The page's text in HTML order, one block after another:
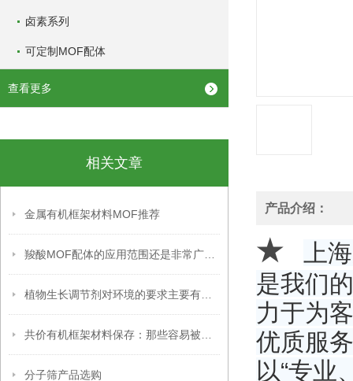
卤素系列
可定制MOF配体
查看更多
相关文章
金属有机框架材料MOF推荐
分子筛产品选购
产品介绍：
★
上
是我们
力于为
优质服
以“专业